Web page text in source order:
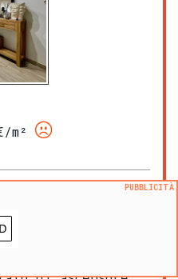
m²
a
appartamento
PUBBLICITÀ